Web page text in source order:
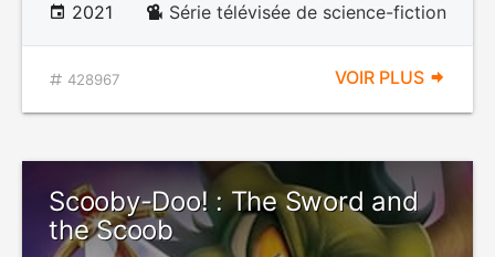
2021 Série télévisée de science-fiction
428967 VOIR PLUS
Scooby-Doo! : The Sword and
the Scoob